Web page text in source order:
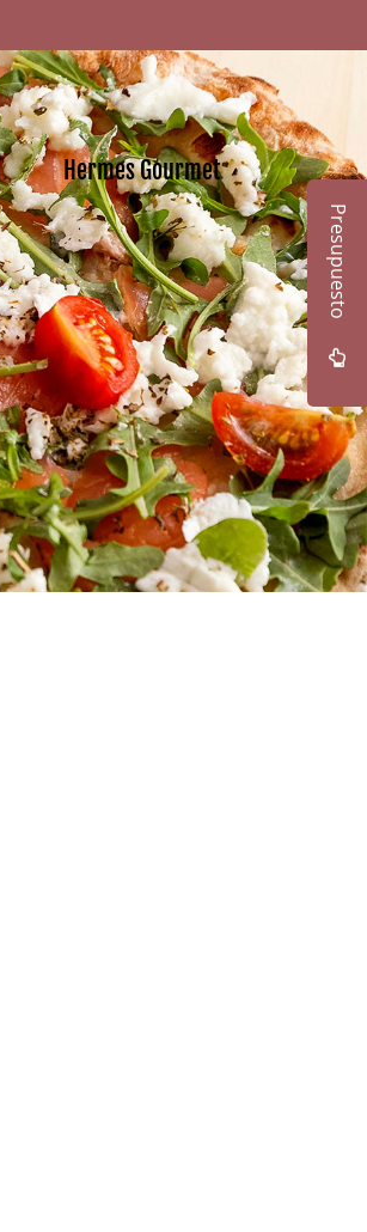
Hermes Gourmet
Presupuesto